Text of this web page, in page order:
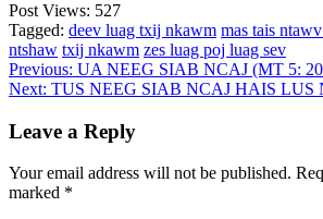
Post Views: 527
Tagged: deev luag txij nkawm mas tais
ntshaw txij nkawm zes luag poj luag sev
Post
navigation
Previous: UA NEEG SIAB NCAJ (MT 5:
Next: TUS NEEG SIAB NCAJ HAIS LUS
Leave a Reply
Your email address will not be published.
marked *